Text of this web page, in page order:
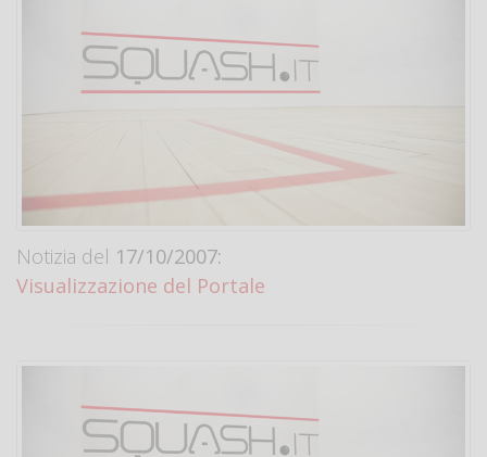
Notizia del 17/10/2007:
Visualizzazione del Portale